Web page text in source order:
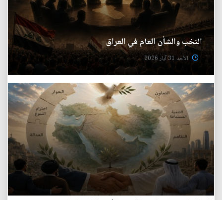
النخب والشأن العام في العراق
الأحد 31 آيار 2026